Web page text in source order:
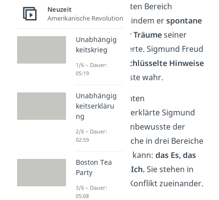
Diesen unbewussten Bereich
erforschte Freud, indem erspontane
Äußerungen oder Träumeseiner
Patienten analysierte. Sigmund Freud
nahm sie als
verschlüsselte Hinweise
auf das Unbewusste wahr.
In seinem berühmten
Instanzenmodell
erklärte Sigmund
Freud, dass das Unbewusste der
menschlichen Psyche in drei Bereiche
aufgeteilt werden kann:das Es, das
Ich und das Über-Ich.Sie stehen in
einem ständigen Konflikt zueinander.
Neuzeit
Amerikanische Revolution
Unabhängig
keitskrieg
1/6 – Dauer:
05:19
Unabhängig
keitserkläru
ng
2/6 – Dauer:
02:59
Boston Tea
Party
3/6 – Dauer:
05:08